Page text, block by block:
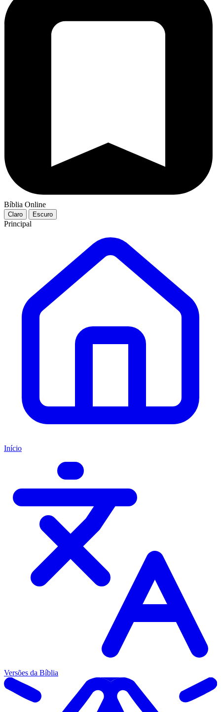
Bíblia Online
Claro Escuro
Principal
Início
Versões da Bíblia